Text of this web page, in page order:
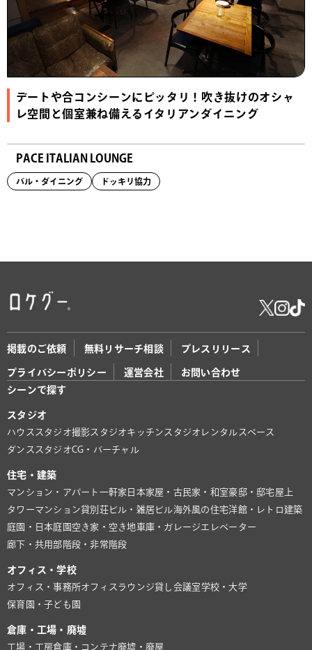
デートや合コンシーンにピッタリ！吹き抜けのオシャ
レ空間と個室兼ね備えるイタリアンダイニング
PACE ITALIAN LOUNGE
バル・ダイニング ドッキリ協力
掲載のご依頼 無料リサーチ相談 プレスリリース
プライバシーポリシー 運営会社
お問い合わせ
シーンで探す
スタジオ
ハウススタジオ撮影スタジオキッチンスタジオ レンタルスペース
ダンススタジオCG・バーチャル
住宅・建築
マンション・アパート 一軒家 日本家屋・古民家・和室豪邸・邸宅屋上
タワーマンション貸別荘ビル・雑居ビル海外風の住宅洋館・レトロ建築
庭園・日本庭園 空き家・空き地 車庫・ガレージ エレベーター
廊下・共用部 階段・非常階段
オフィス・学校
オフィス・事務所オフィスラウンジ貸し会議室学校・大学
保育園・子ども園
倉庫・工場・廃墟
工場・工房倉庫・コンテナ廃墟・廃屋